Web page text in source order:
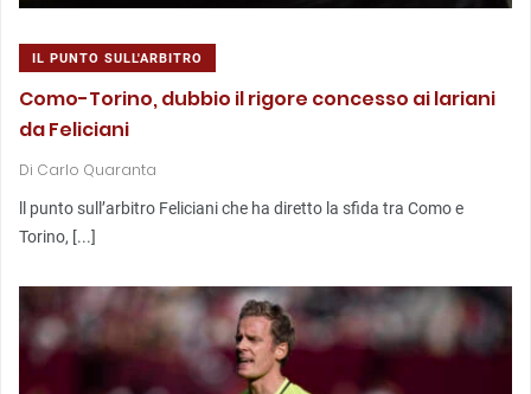
IL PUNTO SULL'ARBITRO
Como-Torino, dubbio il rigore concesso ai lariani
da Feliciani
Di Carlo Quaranta
ll punto sull’arbitro Feliciani che ha diretto la sfida tra Como e
Torino, [...]